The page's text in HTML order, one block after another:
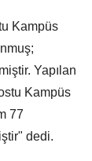
Kampüs
Yapılan
Kampüs
77
dedi.